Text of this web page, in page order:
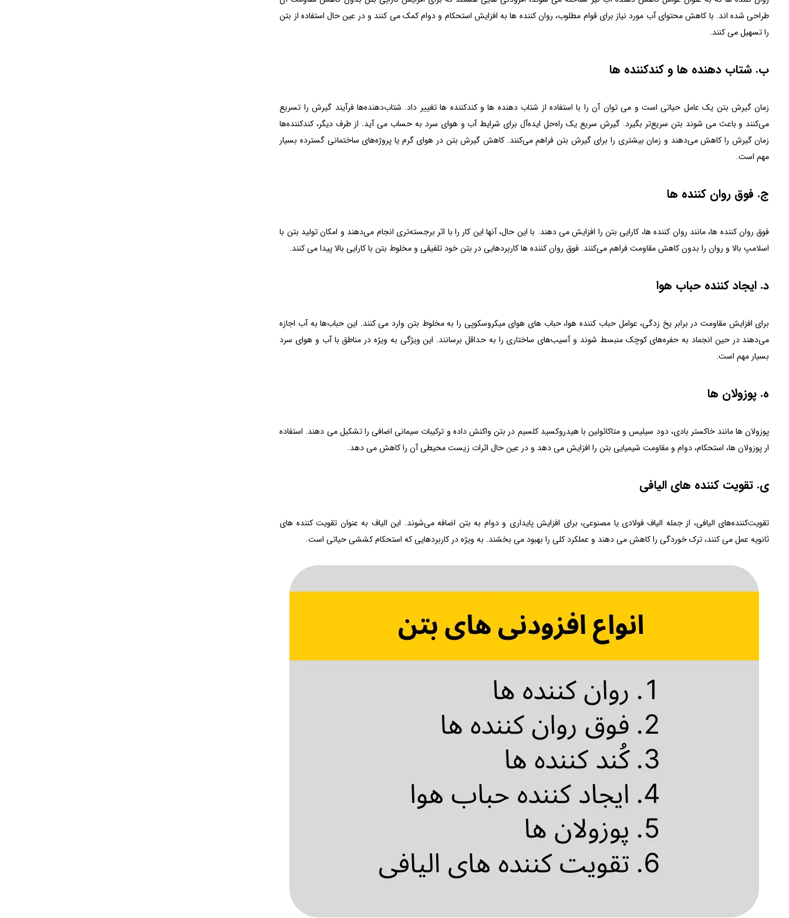
طراحی شده اند. با کاهش محتوای آب مورد نیاز برای قوام مطلوب، روان کننده ها به افزایش استحکام و دوام کمک می کنند و در عین حال استفاده از بتن
را تسهیل می کنند.
ب. شتاب دهنده ها و کندکننده ها
زمان گیرش بتن یک عامل حیاتی است و می توان آن را با استفاده از شتاب دهنده ها و کندکننده ها تغییر داد. شتاب‌دهنده‌ها فرآیند گیرش را تسریع
می‌کنند و باعث می شوند بتن سریع‌تر بگیرد. گیرش سریع یک راه‌حل ایده‌آل برای شرایط آب و هوای سرد به حساب می آید. از طرف دیگر، کندکننده‌ها
زمان گیرش را کاهش می‌دهند و زمان بیشتری را برای گیرش بتن فراهم می‌کنند. کاهش گیرش بتن در هوای گرم یا پروژه‌های ساختمانی گسترده بسیار
مهم است.
ج. فوق روان کننده ها
فوق روان کننده ها، مانند روان کننده ها، کارایی بتن را افزایش می دهند. با این حال، آنها این کار را با اثر برجسته‌تری انجام می‌دهند و امکان تولید بتن با
اسلامپ بالا و روان را بدون کاهش مقاومت فراهم می‌کنند. فوق روان کننده ها کاربردهایی در بتن خود تلفیقی و مخلوط بتن با کارایی بالا پیدا می کنند.
د. ایجاد کننده حباب هوا
برای افزایش مقاومت در برابر یخ زدگی، عوامل حباب کننده هوا، حباب های هوای میکروسکوپی را به مخلوط بتن وارد می کنند. این حباب‌ها به آب اجازه
می‌دهند در حین انجماد به حفره‌های کوچک منبسط شوند و آسیب‌های ساختاری را به حداقل برسانند. این ویژگی به ویژه در مناطق با آب و هوای سرد
بسیار مهم است.
ه. پوزولان ها
پوزولان ها مانند خاکستر بادی، دود سیلیس و متاکائولین با هیدروکسید کلسیم در بتن واکنش داده و ترکیبات سیمانی اضافی را تشکیل می دهند. استفاده
ار پوزولان ها، استحکام، دوام و مقاومت شیمیایی بتن را افزایش می دهد و در عین حال اثرات زیست محیطی آن را کاهش می دهد.
ی. تقویت کننده های الیافی
تقویت‌کننده‌های الیافی، از جمله الیاف فولادی یا مصنوعی، برای افزایش پایداری و دوام به بتن اضافه می‌شوند. این الیاف به عنوان تقویت کننده های
ثانویه عمل می کنند، ترک خوردگی را کاهش می دهند و عملکرد کلی را بهبود می بخشند. به ویژه در کاربردهایی که استحکام کششی حیاتی است.